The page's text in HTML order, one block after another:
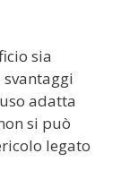
sia
adatta
si può
legato